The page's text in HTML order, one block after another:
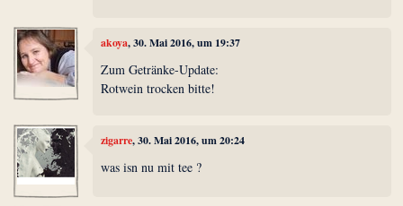
akoya, 30. Mai 2016, um 19:37
Zum Getränke-Update:
Rotwein trocken bitte!
zigarre, 30. Mai 2016, um 20:24
was isn nu mit tee ?